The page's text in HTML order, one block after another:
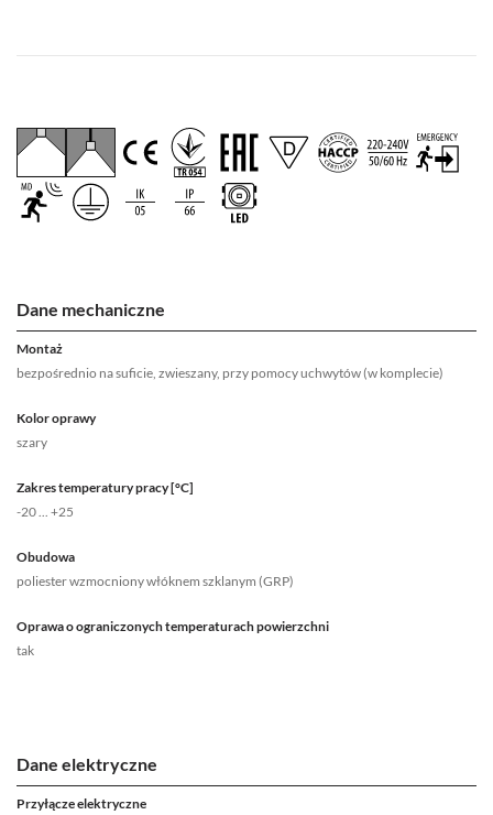
Dane mechaniczne
Montaż
bezpośrednio na suficie, zwieszany, przy pomocy uchwytów (w komplecie)
Kolor oprawy
szary
Zakres temperatury pracy [°C]
-20 ... +25
Obudowa
poliester wzmocniony włóknem szklanym (GRP)
Oprawa o ograniczonych temperaturach powierzchni
tak
Dane elektryczne
Przyłącze elektryczne